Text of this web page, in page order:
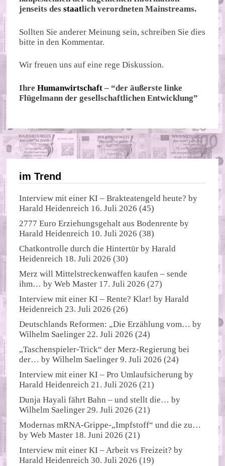
jenseits desstaatlich verordneten Mainstreams.
Sollten Sie anderer Meinung sein, schreiben Sie dies
bitte in den Kommentar.
Wir freuen uns auf eine rege Diskussion.
IhreHumanwirtschaft – “der äußerste linke
Flügelmann der gesellschaftlichen Entwicklung”
im Trend
Interview mit einer KI – Brakteatengeld heute? by
Harald Heidenreich 16. Juli 2026 (45)
2777 Euro Erziehungsgehalt aus Bodenrente by
Harald Heidenreich 10. Juli 2026 (38)
Chatkontrolle durch die Hintertür byHarald
Heidenreich 18. Juli 2026 (30)
Merz will Mittelstreckenwaffen kaufen – sende
ihm… byWeb Master 17. Juli 2026 (27)
Interview mit einer KI – Rente? Klar! byHarald
Heidenreich 23. Juli 2026 (26)
Deutschlands Reformen: „Die Erzählung vom… by
Wilhelm Saelinger 22. Juli 2026 (24)
„Taschenspieler-Trick“ der Merz-Regierung bei
der… byWilhelm Saelinger 9. Juli 2026 (24)
Interview mit einer KI – Pro Umlaufsicherung by
Harald Heidenreich 21. Juli 2026 (21)
Dunja Hayali fährt Bahn – und stellt die… by
Wilhelm Saelinger 29. Juli 2026 (21)
Modernas mRNA-Grippe-„Impfstoff“ und die zu…
byWeb Master 18. Juni 2026 (21)
Interview mit einer KI – Arbeit vs Freizeit? by
Harald Heidenreich 30. Juli 2026 (19)